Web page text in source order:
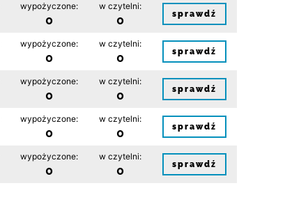
wypożyczone:
0
w czytelni:
0 sprawdź
wypożyczone:
0
w czytelni:
0 sprawdź
wypożyczone:
0
w czytelni:
0 sprawdź
wypożyczone:
0
w czytelni:
0 sprawdź
wypożyczone:
0
w czytelni:
0 sprawdź